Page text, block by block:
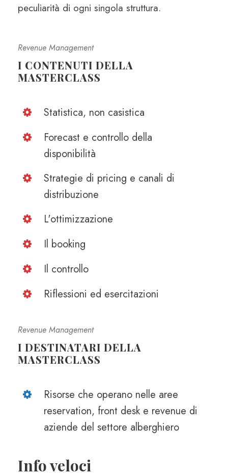
peculiarità di ogni singola struttura.
Revenue Management
I CONTENUTI DELLA
MASTERCLASS
Statistica, non casistica
Forecast e controllo della
disponibilità
Strategie di pricing e canali di
distribuzione
L'ottimizzazione
Il booking
Il controllo
Riflessioni ed esercitazioni
Revenue Management
I DESTINATARI DELLA
MASTERCLASS
Risorse che operano nelle aree
reservation, front desk e revenue di
aziende del settore alberghiero
Info veloci